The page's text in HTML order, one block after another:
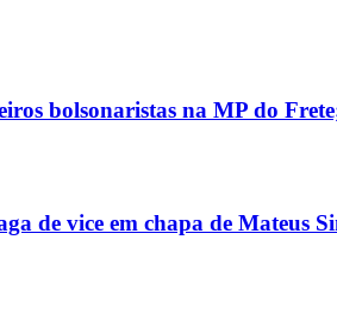
bolsonaristas na MP do
de vice em chapa de Mateus